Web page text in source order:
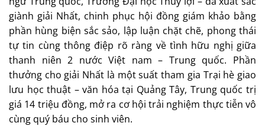
giành giải Nhất, chinh phục hội đồng giám khảo bằng
phần hùng biện sắc sảo, lập luận chặt chẽ, phong thái
tự tin cùng thông điệp rõ ràng về tình hữu nghị giữa
thanh niên 2 nước Việt nam – Trung quốc. Phần
thưởng cho giải Nhất là một suất tham gia Trại hè giao
lưu học thuật – văn hóa tại Quảng Tây, Trung quốc trị
giá 14 triệu đồng, mở ra cơ hội trải nghiệm thực tiễn vô
cùng quý báu cho sinh viên.